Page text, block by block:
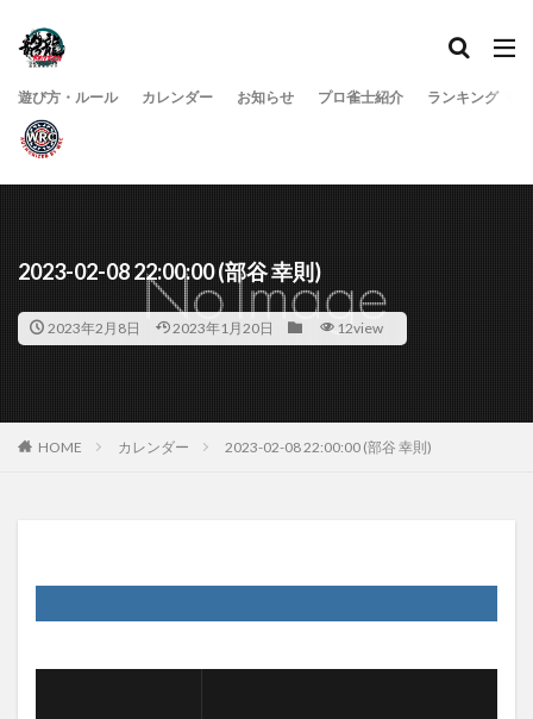
遊び方・ルール カレンダー お知らせ プロ雀士紹介 ランキング
2023-02-08 22:00:00 (部谷 幸則)
2023年2月8日 2023年1月20日 12view
HOME カレンダー 2023-02-08 22:00:00 (部谷 幸則)